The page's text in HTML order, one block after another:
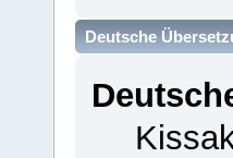
Deutsche